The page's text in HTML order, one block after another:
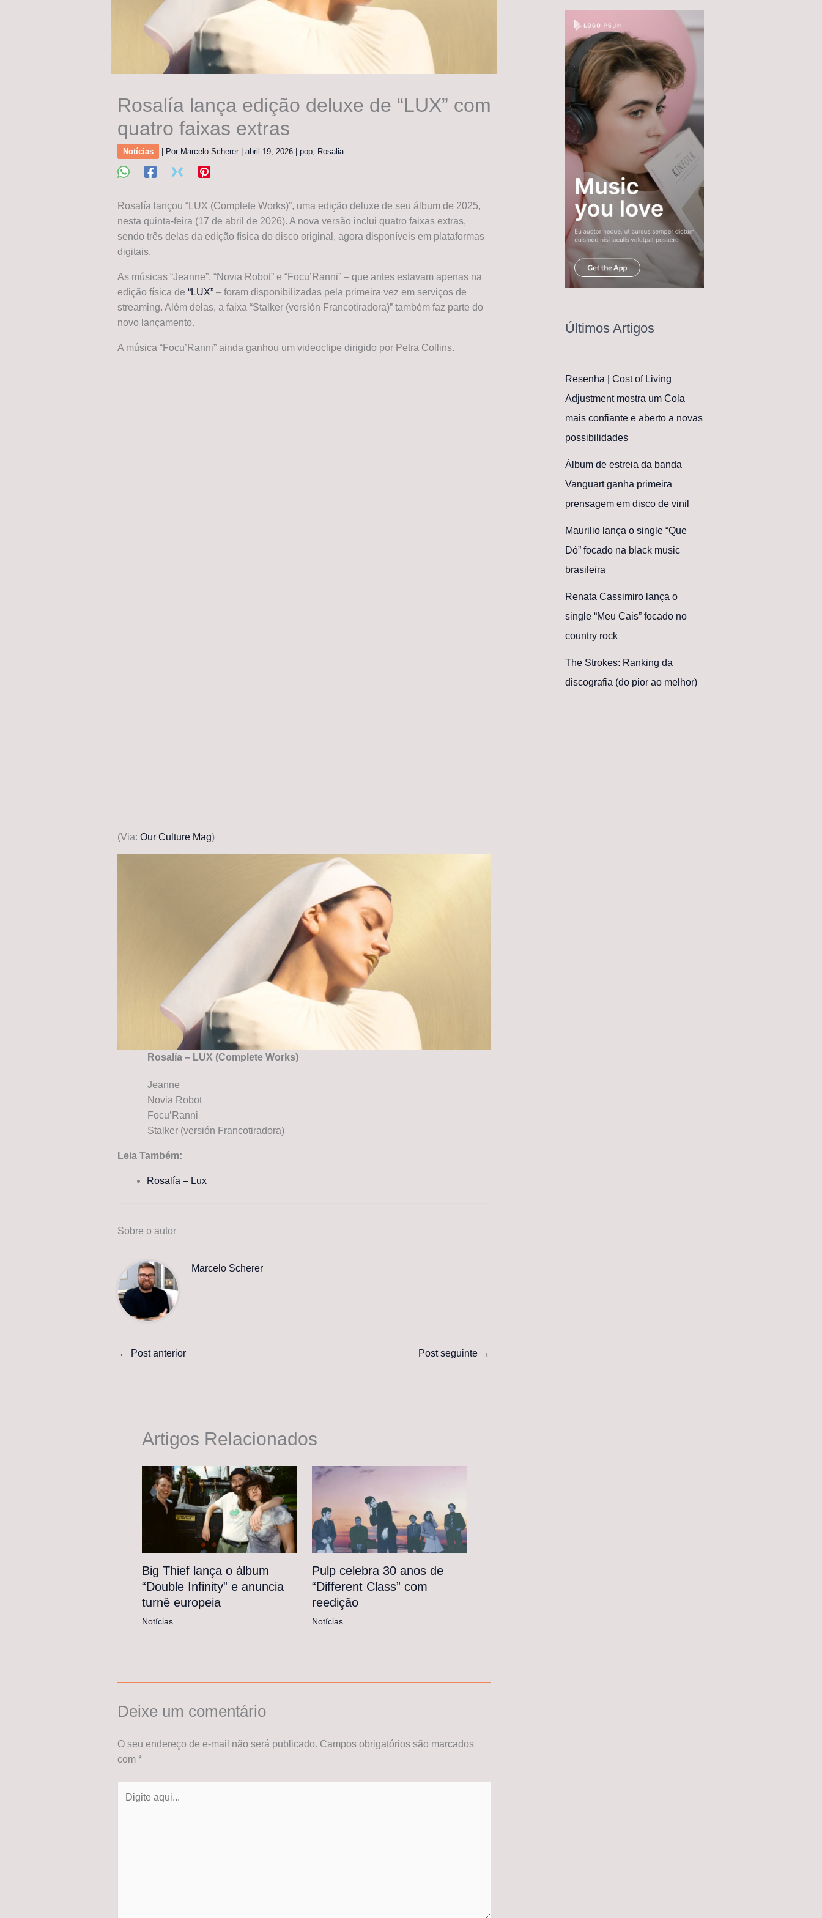
Rosalía lança edição deluxe de “LUX” com
quatro faixas extras
Notícias | Por Marcelo Scherer abril 19, 2026 pop Rosalia
Rosalía lançou “LUX (Complete Works)”, uma edição deluxe de seu álbum de 2025,
nesta quinta-feira (17 de abril de 2026). A nova versão inclui quatro faixas extras,
sendo três delas da edição física do disco original, agora disponíveis em plataformas
digitais.
As músicas “Jeanne”, “Novia Robot” e “Focu’Ranni” – que antes estavam apenas na
edição física de “LUX” – foram disponibilizadas pela primeira vez em serviços de
streaming. Além delas, a faixa “Stalker (versión Francotiradora)” também faz parte do
novo lançamento.
A música “Focu’Ranni” ainda ganhou um videoclipe dirigido por Petra Collins.
(Via: Our Culture Mag)
Rosalía – LUX (Complete Works)
Jeanne
Novia Robot
Focu’Ranni
Stalker (versión Francotiradora)
Leia Também:
Rosalía – Lux
Sobre o autor
Marcelo Scherer
← Post anterior Post seguinte →
Artigos Relacionados
Big Thief lança o álbum
“Double Infinity” e anuncia
turnê europeia
Notícias
Pulp celebra 30 anos de
“Different Class” com
reedição
Notícias
Deixe um comentário
O seu endereço de e-mail não será publicado. Campos obrigatórios são marcados
com *
aqui...
Últimos Artigos
Resenha | Cost of Living
Adjustment mostra um Cola
mais confiante e aberto a novas
possibilidades
Álbum de estreia da banda
Vanguart ganha primeira
prensagem em disco de vinil
Maurilio lança o single “Que
Dó” focado na black music
brasileira
Renata Cassimiro lança o
single “Meu Cais” focado no
country rock
The Strokes: Ranking da
discografia (do pior ao melhor)